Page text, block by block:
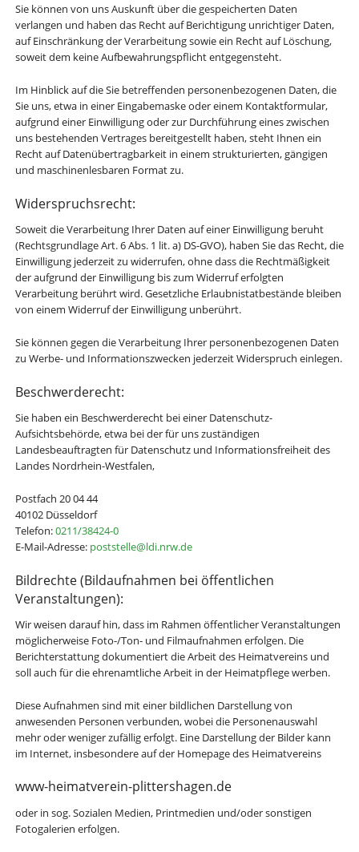
Sie können von uns Auskunft über die gespeicherten Daten
verlangen und haben das Recht auf Berichtigung unrichtiger Daten,
auf Einschränkung der Verarbeitung sowie ein Recht auf Löschung,
soweit dem keine Aufbewahrungspflicht entgegensteht.
Im Hinblick auf die Sie betreffenden personenbezogenen Daten, die
Sie uns, etwa in einer Eingabemaske oder einem Kontaktformular,
aufgrund einer Einwilligung oder zur Durchführung eines zwischen
uns bestehenden Vertrages bereitgestellt haben, steht Ihnen ein
Recht auf Datenübertragbarkeit in einem strukturierten, gängigen
und maschinenlesbaren Format zu.
Widerspruchsrecht:
Soweit die Verarbeitung Ihrer Daten auf einer Einwilligung beruht
(Rechtsgrundlage Art. 6 Abs. 1 lit. a) DS-GVO), haben Sie das Recht, die
Einwilligung jederzeit zu widerrufen, ohne dass die Rechtmäßigkeit
der aufgrund der Einwilligung bis zum Widerruf erfolgten
Verarbeitung berührt wird. Gesetzliche Erlaubnistatbestände bleiben
von einem Widerruf der Einwilligung unberührt.
Sie können gegen die Verarbeitung Ihrer personenbezogenen Daten
zu Werbe- und Informationszwecken jederzeit Widerspruch einlegen.
Beschwerderecht:
Sie haben ein Beschwerderecht bei einer Datenschutz-
Aufsichtsbehörde, etwa bei der für uns zuständigen
Landesbeauftragten für Datenschutz und Informationsfreiheit des
Landes Nordrhein-Westfalen,
Postfach 20 04 44
40102 Düsseldorf
Telefon:0211/38424-0
E-Mail-Adresse: poststelle@ldi.nrw.de
Bildrechte (Bildaufnahmen bei öffentlichen
Veranstaltungen):
Wir weisen darauf hin, dass im Rahmen öffentlicher Veranstaltungen
möglicherweise Foto-/Ton- und Filmaufnahmen erfolgen. Die
Berichterstattung dokumentiert die Arbeit des Heimatvereins und
soll auch für die ehrenamtliche Arbeit in der Heimatpflege werben.
Diese Aufnahmen sind mit einer bildlichen Darstellung von
anwesenden Personen verbunden, wobei die Personenauswahl
mehr oder weniger zufällig erfolgt. Eine Darstellung der Bilder kann
im Internet, insbesondere auf der Homepage des Heimatvereins
www-heimatverein-plittershagen.de
oder in sog. Sozialen Medien, Printmedien und/oder sonstigen
Fotogalerien erfolgen.